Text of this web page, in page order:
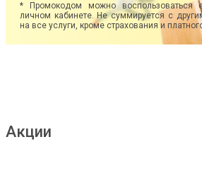
* Промокодом можно воспользоваться
личном кабинете. Не суммируется с
на все услуги, кроме страхования и
Акции